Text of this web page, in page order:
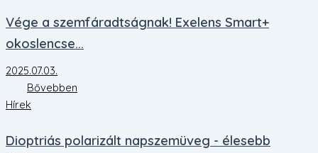
Vége a szemfáradtságnak! Exelens Smart+
okoslencse...
2025.07.03.
Bővebben
Hírek
Dioptriás polarizált napszemüveg - élesebb